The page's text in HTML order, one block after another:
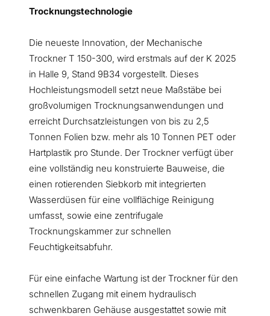
Trocknungstechnologie
Die neueste Innovation, der Mechanische
Trockner T 150-300, wird erstmals auf der K 2025
in Halle 9, Stand 9B34 vorgestellt. Dieses
Hochleistungsmodell setzt neue Maßstäbe bei
großvolumigen Trocknungsanwendungen und
erreicht Durchsatzleistungen von bis zu 2,5
Tonnen Folien bzw. mehr als 10 Tonnen PET oder
Hartplastik pro Stunde. Der Trockner verfügt über
eine vollständig neu konstruierte Bauweise, die
einen rotierenden Siebkorb mit integrierten
Wasserdüsen für eine vollflächige Reinigung
umfasst, sowie eine zentrifugale
Trocknungskammer zur schnellen
Feuchtigkeitsabfuhr.
Für eine einfache Wartung ist der Trockner für den
schnellen Zugang mit einem hydraulisch
schwenkbaren Gehäuse ausgestattet sowie mit